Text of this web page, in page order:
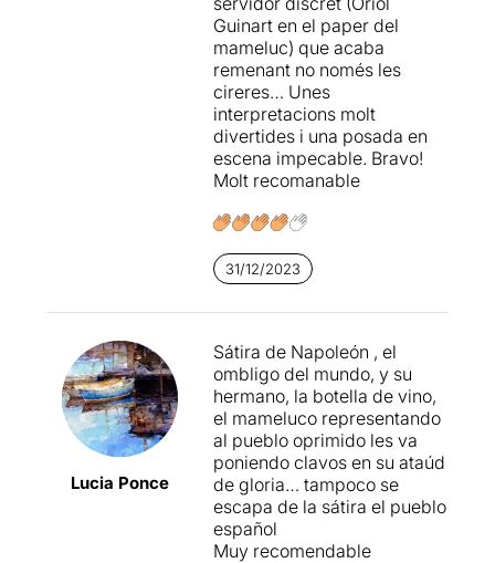
interpreti, sempre ho clava.
Els Buonaparteparla de les
relacions i sentiments
ambivalents que hi ha entre
germans.
En aquesta peça veurem la
gelosia, les enveges, el
ressentiment, els complexos
fraternals, les inseguretats
personals, l'idealisme, la
fragilitat, l'estimació, els
d'ells. Veurem els conflictes
i disputes provocades per la
necessitat de sentir-se
estimats i valorats.
L'heu d'anar a veure perquè
és una obra divertida,
entretinguda. Una proposta
teatral que funciona i de la
que tothom en surt content.
Guinart en el paper del
mameluc) que acaba
remenant no només les
cireres… Unes
interpretacions molt
divertides i una posada en
escena impecable. Bravo!
Molt recomanable
31/12/2023
Lucia Ponce
Sátira de Napoleón , el
ombligo del mundo, y su
hermano, la botella de vino,
el mameluco representando
al pueblo oprimido les va
poniendo clavos en su ataúd
de gloria… tampoco se
escapa de la sátira el pueblo
español
Muy recomendable